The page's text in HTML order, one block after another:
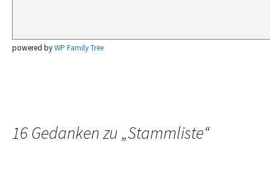
powered byWP Family Tree
16 Gedanken zu „Stammliste“